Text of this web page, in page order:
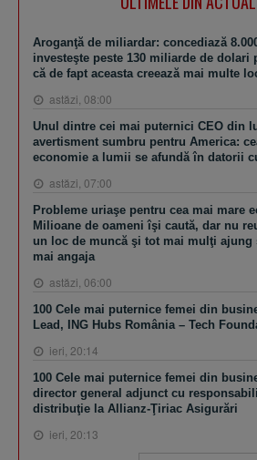
Aroganţă de miliardar: concediază
investeşte peste 130 miliarde de dolari
că de fapt aceasta creează mai multe
astăzi, 08:00
Unul dintre cei mai puternici CEO din
avertisment sumbru pentru America:
economie a lumii se afundă în datorii
astăzi, 07:00
Probleme uriaşe pentru cea mai mare
Milioane de oameni îşi caută, dar nu
un loc de muncă şi tot mai mulţi ajung
mai angaja
astăzi, 06:00
100 Cele mai puternice femei din
Lead, ING Hubs România – Tech
ieri, 20:14
100 Cele mai puternice femei din
director general adjunct cu
distribuţie la Allianz-Ţiriac Asigurări
ieri, 20:13